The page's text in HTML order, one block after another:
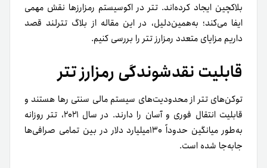
بلاکچین ایجاد کرده‌اند. تتر در اکوسیستم رمزارزها نقش مهمی
ایفا می‌کند؛ به‌همین‌دلیل، در این مقاله از بلاگ تترلند قصد
داریم مزایای متعدد رمزارز تتر را بررسی کنیم.
قابلیت نقدشوندگی رمزارز تتر
توکن‌های تتر از محدودیت‌های سیستم مالی سنتی رها هستند و
قابلیت انتقال فوری و آسان را دارند. در سال ۲۰۲۱، تتر روزانه
به‌طور میانگین حدوداً ۱۳۰میلیارد دلار در بین تمامی صرافی‌ها
جابه‌جا شده است.